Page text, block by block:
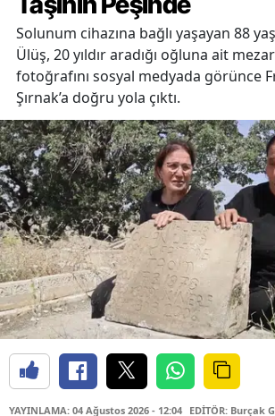
Solunum cihazına bağlı yaşayan 88
Ülüş, 20 yıldır aradığı oğluna ait mezar
fotoğrafını sosyal medyada görünce
Şırnak’a doğru yola çıktı.
YAYINLAMA: 04 Ağustos 2026 - 12:04 EDİTÖR: Burçak